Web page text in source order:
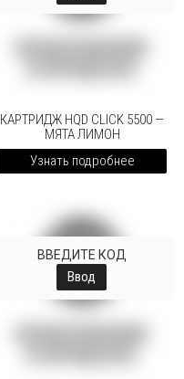
КАРТРИДЖ HQD CLICK 5500 —
МЯТА ЛИМОН
Узнать подробнее
ВВЕДИТЕ КОД
Ввод